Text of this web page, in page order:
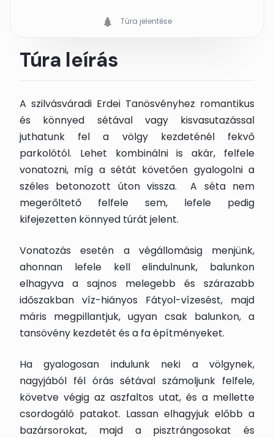
Túra jelentése
Túra leírás
A szilvásváradi Erdei Tanösvényhez romantikus
és könnyed sétával vagy kisvasutazással
juthatunk fel a völgy kezdeténél fekvő
parkolótól. Lehet kombinálni is akár, felfele
vonatozni, míg a sétát követően gyalogolni a
széles betonozott úton vissza. A séta nem
megerőltető felfele sem, lefele pedig
kifejezetten könnyed túrát jelent.
Vonatozás esetén a végállomásig menjünk,
ahonnan lefele kell elindulnunk, balunkon
elhagyva a sajnos melegebb és szárazabb
időszakban víz-hiányos Fátyol-vízesést, majd
máris megpillantjuk, ugyan csak balunkon, a
tansövény kezdetét és a fa építményeket.
Ha gyalogosan indulunk neki a völgynek,
nagyjából fél órás sétával számoljunk felfele,
követve végig az aszfaltos utat, és a mellette
csordogáló patakot. Lassan elhagyjuk előbb a
bazársorokat, majd a pisztrángosokat és